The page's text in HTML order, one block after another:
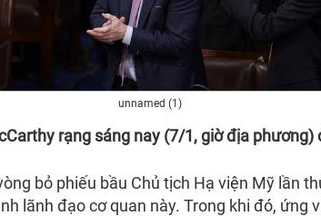
unnamed (1)
rạng sáng nay (7/1, giờ địa
bỏ phiếu bầu Chủ tịch Hạ viện Mỹ lần
lãnh đạo cơ quan này. Trong khi đó, ứng